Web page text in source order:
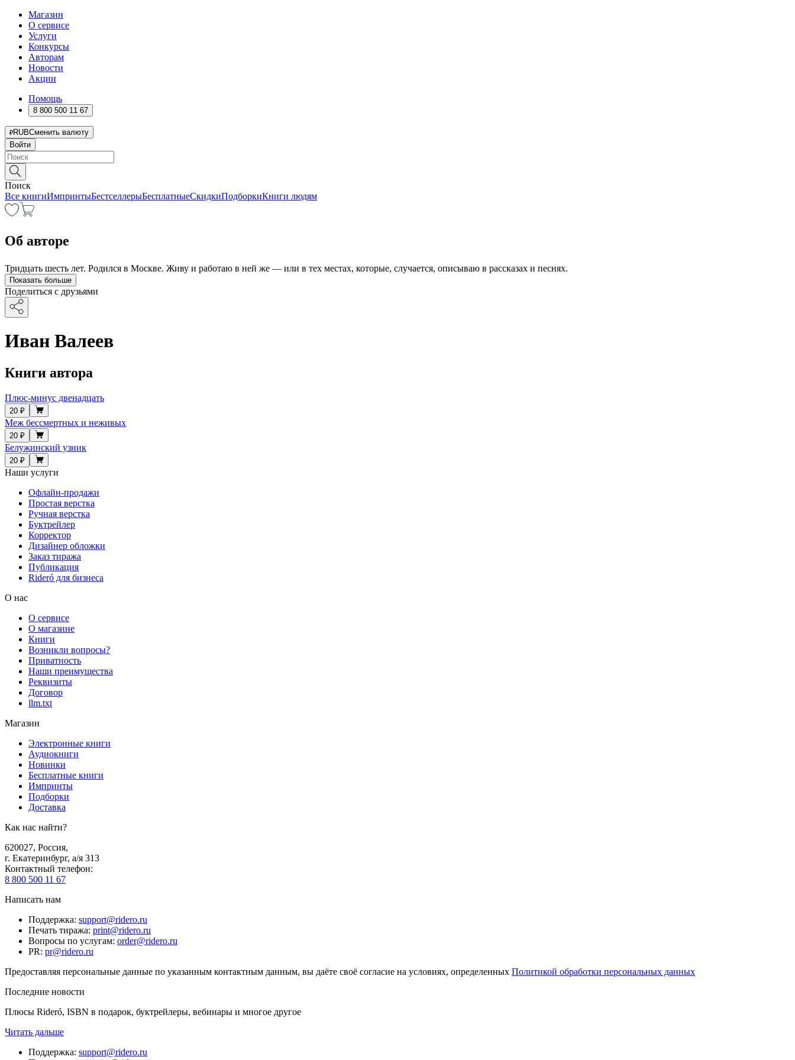
Магазин
О сервисе
Услуги
Конкурсы
Авторам
Новости
Акции
Помощь
8 800 500 11 67
RUBСменить валюту
Войти
Поиск
Все книгиИмпринтыБестселлерыБесплатныеСкидкиПодборкиКниги людям
Об авторе
Тридцать шесть лет. Родился в Москве. Живу и работаю в ней же — или в тех местах, которые, случается, описываю в рассказах и песнях.
Показать больше
Поделиться с друзьями
Иван Валеев
Книги автора
Плюс-минус двенадцать
20 ₽
Меж бессмертных и неживых
20 ₽
Белужинский узник
20 ₽
Наши услуги
Офлайн-продажи
Простая верстка
Ручная верстка
Буктрейлер
Корректор
Дизайнер обложки
Заказ тиража
Публикация
Rideró для бизнеса
О нас
О сервисе
О магазине
Книги
Возникли вопросы?
Приватность
Наши преимущества
Реквизиты
Договор
llm.txt
Магазин
Электронные книги
Аудиокниги
Новинки
Бесплатные книги
Импринты
Подборки
Доставка
Как нас найти?
620027, Россия,
г. Екатеринбург, а/я 313
Контактный телефон:
8 800 500 11 67
Написать нам
Поддержка: support@ridero.ru
Печать тиража: print@ridero.ru
Вопросы по услугам: order@ridero.ru
PR: pr@ridero.ru
Предоставляя персональные данные по указанным контактным данным, вы даёте своё согласие на условиях, определенных Политикой обработки персональных данных
Последние новости
Плюсы Rideró, ISBN в подарок, буктрейлеры, вебинары и многое другое
Читать дальше
Поддержка: support@ridero.ru